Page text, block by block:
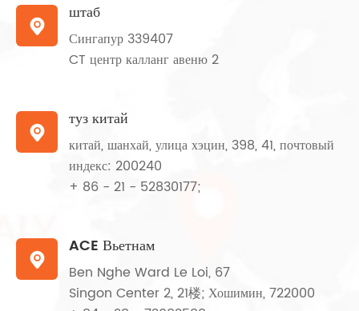

штаб
Сингапур 339407
CT центр калланг авеню 2

туз китай
китай, шанхай, улица хэцин, 398, 41, почтовый
индекс: 200240
+ 86 - 21 - 52830177;

ACE Вьетнам
Ben Nghe Ward Le Loi, 67
Singon Center 2, 21楼; Хошимин, 722000